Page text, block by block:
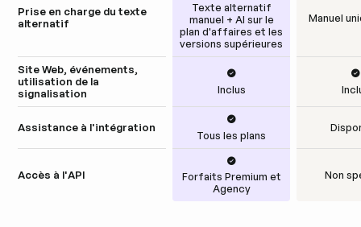
Prise en charge du texte
alternatif
Texte alternatif
manuel + AI sur le
plan d'affaires et les
versions supérieures
Manuel
Site Web, événements,
utilisation de la
signalisation
Inclus
Assistance à l'intégration
Tous les plans
Accès à l'API
Forfaits Premium et
Agency
Non